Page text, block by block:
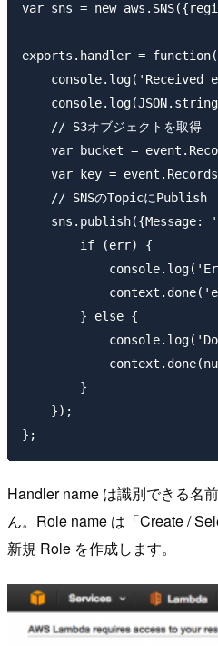
var sns = new
exports.handler =
console.log('Received
    // S3オブジェクトを取得
var bucket =
var key =
    // SNSのTopicにPublish
sns.publish({Message:
        if (err) {
        } else {
        }
    });
Handler name は識別できる名
ん。Role name は「Create /
新規 Role を作成します。